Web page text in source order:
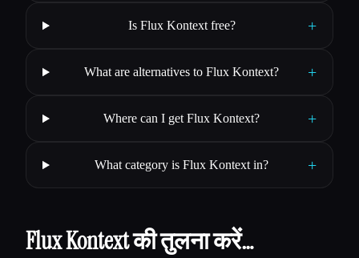
Is Flux Kontext free? +
What are alternatives to Flux Kontext? +
Where can I get Flux Kontext? +
What category is Flux Kontext in? +
Flux Kontext की तुलना करें…